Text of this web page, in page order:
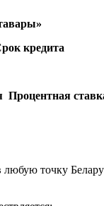
кредита
Процентная
точку